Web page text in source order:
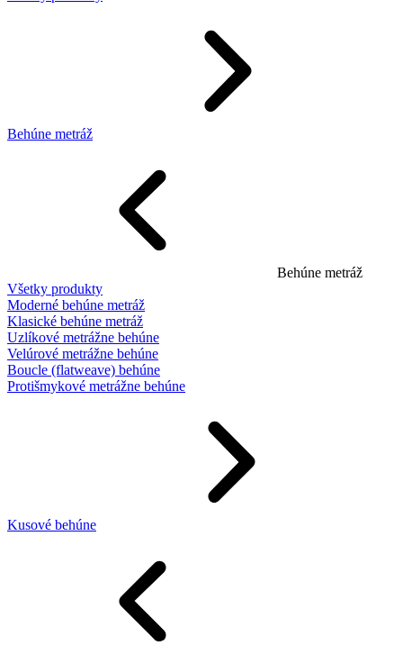
Behúne metráž
Behúne metráž
Všetky produkty
Moderné behúne metráž
Klasické behúne metráž
Uzlíkové metrážne behúne
Velúrové metrážne behúne
Boucle (flatweave) behúne
Protišmykové metrážne behúne
Kusové behúne